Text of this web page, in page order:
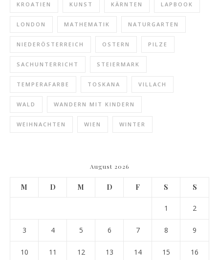
KROATIEN KUNST KÄRNTEN LAPBOOK
LONDON MATHEMATIK NATURGARTEN
NIEDERÖSTERREICH OSTERN PILZE
SACHUNTERRICHT STEIERMARK
TEMPERAFARBE TOSKANA VILLACH
WALD WANDERN MIT KINDERN
WEIHNACHTEN WIEN WINTER
August 2026
M D M D F S S
1 2
3 4 5 6 7 8 9
10 11 12 13 14 15 16